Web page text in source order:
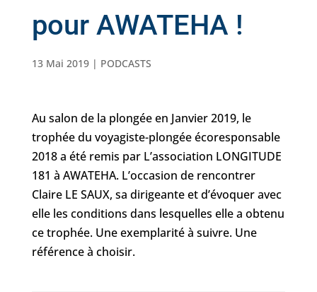
pour AWATEHA !
13 Mai 2019| PODCASTS
Au salon de la plongée en Janvier 2019, le
trophée du voyagiste-plongée écoresponsable
2018 a été remis par L’association LONGITUDE
181 à AWATEHA. L’occasion de rencontrer
Claire LE SAUX, sa dirigeante et d’évoquer avec
elle les conditions dans lesquelles elle a obtenu
ce trophée. Une exemplarité à suivre. Une
référence à choisir.